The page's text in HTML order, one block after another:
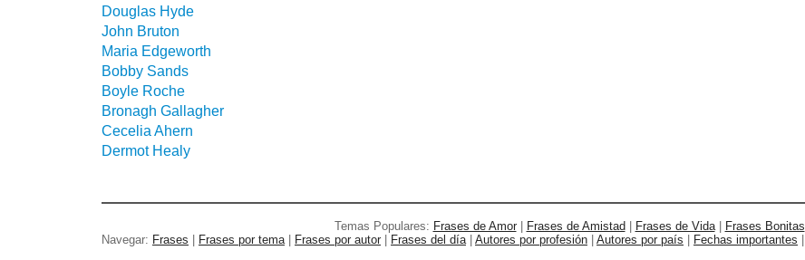
Douglas Hyde
John Bruton
Maria Edgeworth
Bobby Sands
Boyle Roche
Bronagh Gallagher
Cecelia Ahern
Dermot Healy
Temas Populares: Frases de Amor| Frases de Amistad Frases de Vida| Frases Bonitas
Navegar: Frases Frases por tema Frases por autor Frases del día Autores por profesión Autores por país Fechas importantes